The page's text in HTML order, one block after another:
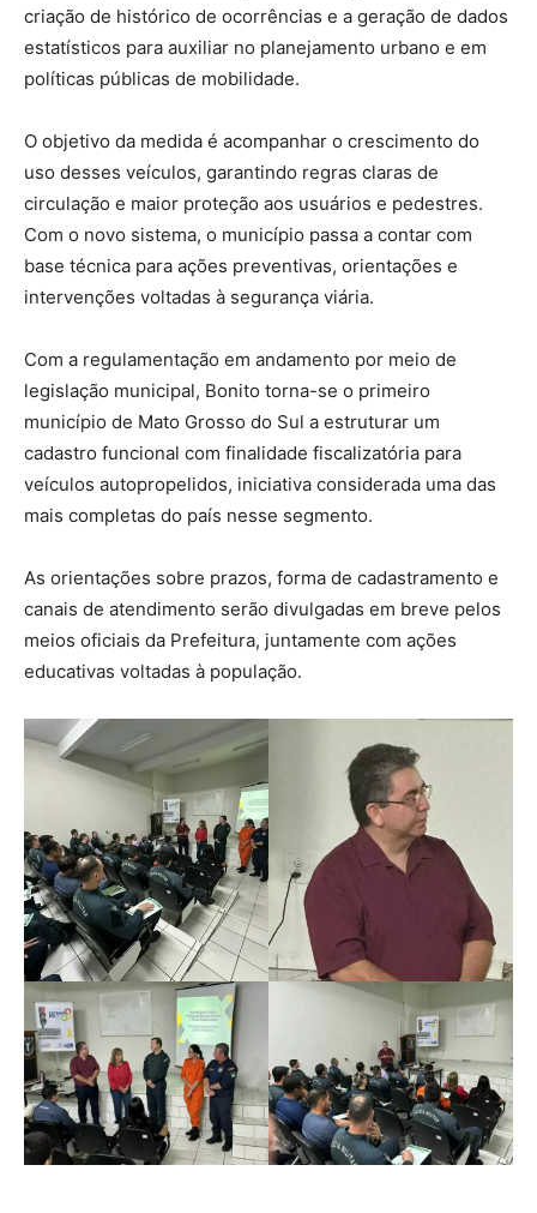
criação de histórico de ocorrências e a geração de dados
estatísticos para auxiliar no planejamento urbano e em
políticas públicas de mobilidade.
O objetivo da medida é acompanhar o crescimento do
uso desses veículos, garantindo regras claras de
circulação e maior proteção aos usuários e pedestres.
Com o novo sistema, o município passa a contar com
base técnica para ações preventivas, orientações e
intervenções voltadas à segurança viária.
Com a regulamentação em andamento por meio de
legislação municipal, Bonito torna-se o primeiro
município de Mato Grosso do Sul a estruturar um
cadastro funcional com finalidade fiscalizatória para
veículos autopropelidos, iniciativa considerada uma das
mais completas do país nesse segmento.
As orientações sobre prazos, forma de cadastramento e
canais de atendimento serão divulgadas em breve pelos
meios oficiais da Prefeitura, juntamente com ações
educativas voltadas à população.